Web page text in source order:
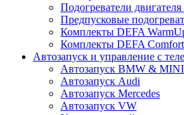
Подогреватели
Предпусковые
Комплекты DEFA
Комплекты DEFA
Автозапуск и управление с
Автозапуск BMW & MINI
Автозапуск Audi
Автозапуск Mercedes
Автозапуск VW